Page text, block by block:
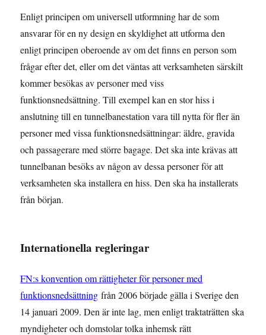
Enligt principen om universell utformning har de som
ansvarar för en ny design en skyldighet att utforma den
enligt principen oberoende av om det finns en person som
frågar efter det, eller om det väntas att verksamheten särskilt
kommer besökas av personer med viss
funktionsnedsättning. Till exempel kan en stor hiss i
anslutning till en tunnelbanestation vara till nytta för fler än
personer med vissa funktionsnedsättningar: äldre, gravida
och passagerare med större bagage. Det ska inte krävas att
tunnelbanan besöks av någon av dessa personer för att
verksamheten ska installera en hiss. Den ska ha installerats
från början.
Internationella regleringar
FN:s konvention om rättigheter för personer med
funktionsnedsättning från 2006 började gälla i Sverige den
14 januari 2009. Den är inte lag, men enligt traktaträtten ska
myndigheter och domstolar tolka inhemsk rätt